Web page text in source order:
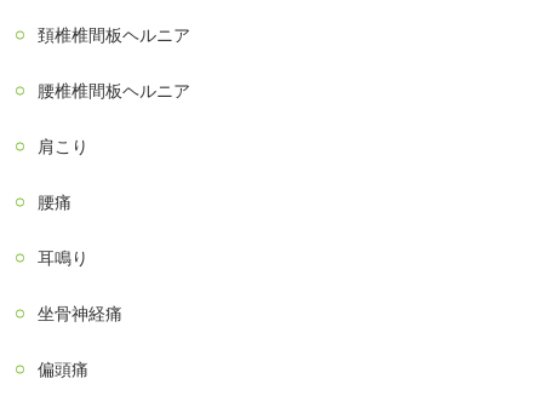
頚椎椎間板ヘルニア
腰椎椎間板ヘルニア
肩こり
腰痛
耳鳴り
坐骨神経痛
偏頭痛